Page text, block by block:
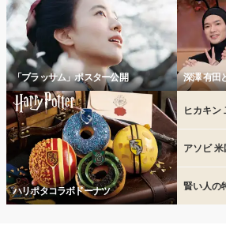
「ブラッサム」ポスター公開 深澤 有田
ハリポタコラボドーナツ
ヒカキン
アソビ
賢い人の